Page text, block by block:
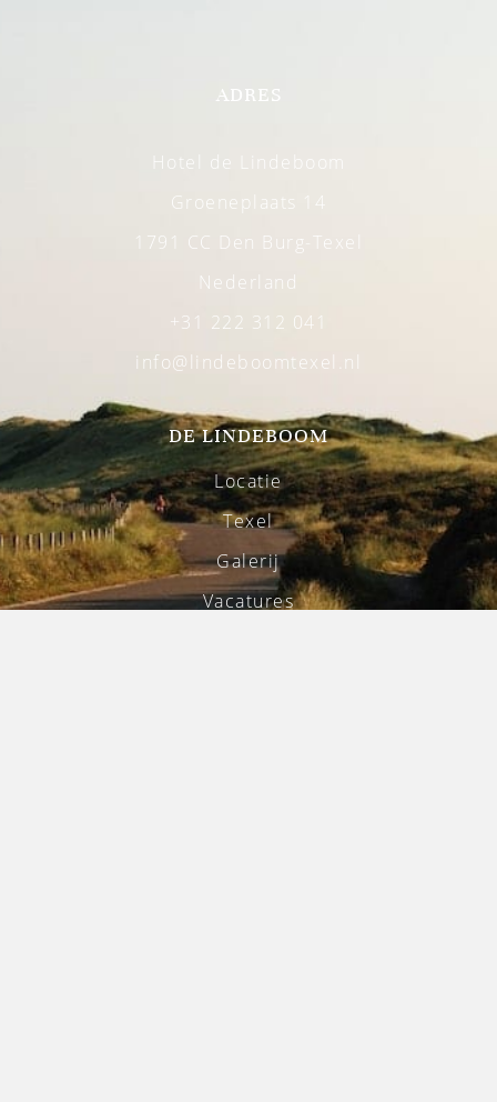
ADRES
Hotel de Lindeboom
Groeneplaats 14
1791 CC Den Burg-Texel
Nederland
+31 222 312 041
info@lindeboomtexel.nl
DE LINDEBOOM
Locatie
Texel
Galerij
Vacatures